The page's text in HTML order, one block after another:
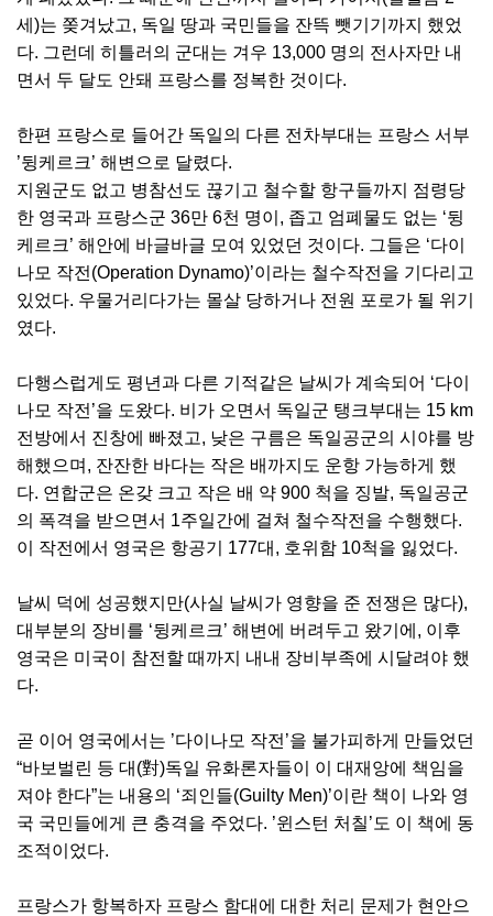
세)는 쫒겨났고, 독일 땅과 국민들을 잔뜩 뺏기기까지 했었
다. 그런데 히틀러의 군대는 겨우 13,000 명의 전사자만 내
면서 두 달도 안돼 프랑스를 정복한 것이다.
한편 프랑스로 들어간 독일의 다른 전차부대는 프랑스 서부
’뒹케르크’ 해변으로 달렸다.
지원군도 없고 병참선도 끊기고 철수할 항구들까지 점령당
한 영국과 프랑스군 36만 6천 명이, 좁고 엄폐물도 없는 ‘뒹
케르크’ 해안에 바글바글 모여 있었던 것이다. 그들은 ‘다이
나모 작전(Operation Dynamo)’이라는 철수작전을 기다리고
있었다. 우물거리다가는 몰살 당하거나 전원 포로가 될 위기
였다.
다행스럽게도 평년과 다른 기적같은 날씨가 계속되어 ‘다이
나모 작전’을 도왔다. 비가 오면서 독일군 탱크부대는 15 km
전방에서 진창에 빠졌고, 낮은 구름은 독일공군의 시야를 방
해했으며, 잔잔한 바다는 작은 배까지도 운항 가능하게 했
다. 연합군은 온갖 크고 작은 배 약 900 척을 징발, 독일공군
의 폭격을 받으면서 1주일간에 걸쳐 철수작전을 수행했다.
이 작전에서 영국은 항공기 177대, 호위함 10척을 잃었다.
날씨 덕에 성공했지만(사실 날씨가 영향을 준 전쟁은 많다),
대부분의 장비를 ‘뒹케르크’ 해변에 버려두고 왔기에, 이후
영국은 미국이 참전할 때까지 내내 장비부족에 시달려야 했
다.
곧 이어 영국에서는 ’다이나모 작전’을 불가피하게 만들었던
“바보벌린 등 대(對)독일 유화론자들이 이 대재앙에 책임을
져야 한다”는 내용의 ‘죄인들(Guilty Men)’이란 책이 나와 영
국 국민들에게 큰 충격을 주었다. ’윈스턴 처칠’도 이 책에 동
조적이었다.
프랑스가 항복하자 프랑스 함대에 대한 처리 문제가 현안으